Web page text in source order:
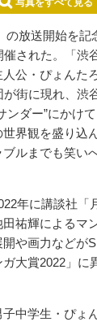
の放送開始を記
された。「渋
公・ぴょんた
街に現れ、渋
ンダー”にかけ
界観を盛り込
ルまでも笑い
年に講談社「
祐輝によるマ
や画力などが
大賞2022」に
中学生・ぴょ